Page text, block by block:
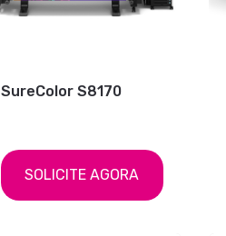
SureColor S8170
SOLICITE AGORA